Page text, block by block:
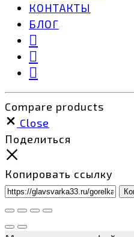
КОНТАКТЫ
БЛОГ
Compare products
Close
Поделиться
Копировать ссылку